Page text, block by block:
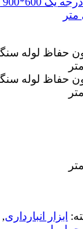
ابزار انبارداری,